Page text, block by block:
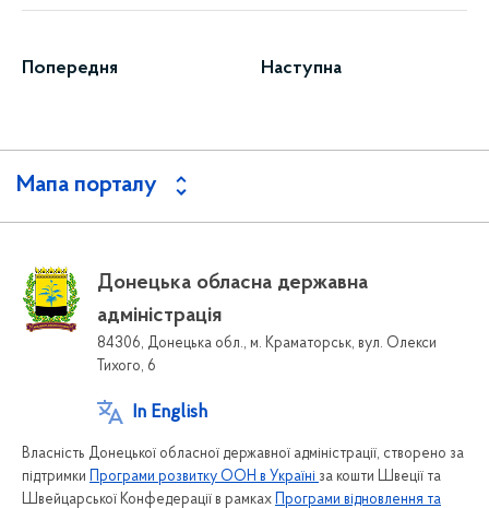
Попередня Наступна
Мапа порталу
Донецька обласна державна
адміністрація
84306, Донецька обл., м. Краматорськ, вул. Олекси
Тихого, 6
In English
Власність Донецької обласної державної адміністрації, створено за
підтримки
Програми розвитку ООН в Україні за кошти Швеції та
Швейцарської Конфедерації в рамках
Програми відновлення та